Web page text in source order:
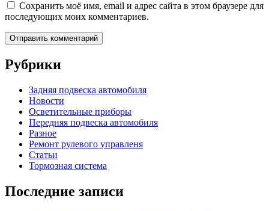
Сохранить моё имя, email и адрес сайта в этом браузере для
последующих моих комментариев.
Рубрики
Задняя подвеска автомобиля
Новости
Осветительные приборы
Передняя подвеска автомобиля
Разное
Ремонт рулевого управленя
Статьи
Тормозная система
Последние записи